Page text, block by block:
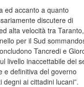
ed accanto a quanto
discutere di
alta velocità tra Taranto,
per il Sud
Tancredi e
livello inaccettabile dei
e definitiva del governo
ai cittadini lucani”.